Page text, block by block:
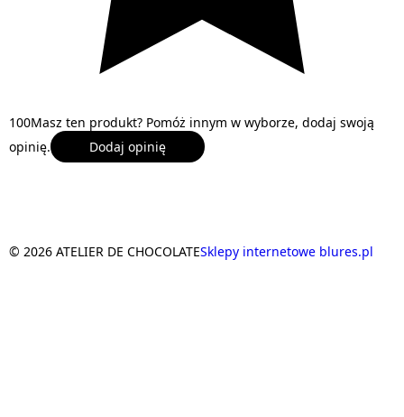
100Masz ten produkt? Pomóż innym w wyborze, dodaj swoją
opinię.
Dodaj opinię
© 2026 ATELIER DE CHOCOLATESklepy internetowe blures.pl